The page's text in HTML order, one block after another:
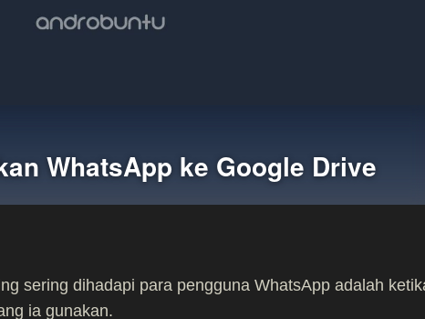
WhatsApp ke Google Drive
sering dihadapi para pengguna WhatsApp adalah
ia gunakan.